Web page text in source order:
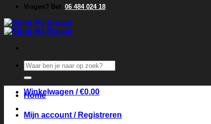
Vragen? Bel: 06 484 024 18
Zoeken
naar:
Winkelwagen /€0.00
Home
Mijn account / Registreren